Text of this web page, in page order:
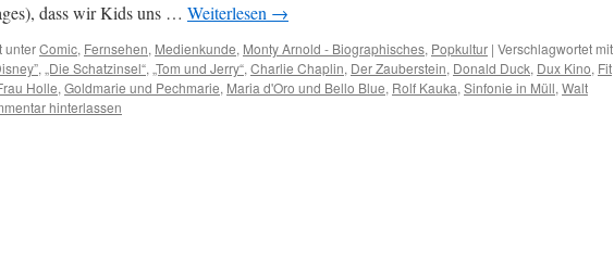
dass wir Kids uns … Weiterlesen →
unterComic, Fernsehen, Medienkunde, Monty Arnold - Biographisches, Popkultur | Verschlagwortet mit
, „Die Schatzinsel“, „Tom und Jerry“, Charlie Chaplin, Der Zauberstein, Donald Duck, Dux Kino, Fit
Holle, Goldmarie und Pechmarie, Maria d'Oro und Bello Blue, Rolf Kauka, Sinfonie in Müll, Walt
hinterlassen